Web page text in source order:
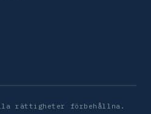
rättigheter förbehållna.